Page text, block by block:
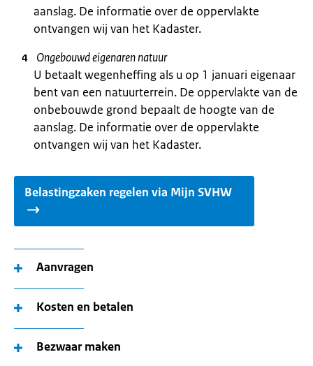
aanslag. De informatie over de oppervlakte
ontvangen wij van het Kadaster.
Ongebouwd eigenaren natuur
U betaalt wegenheffing als u op 1 januari eigenaar
bent van een natuurterrein. De oppervlakte van de
onbebouwde grond bepaalt de hoogte van de
aanslag. De informatie over de oppervlakte
ontvangen wij van het Kadaster.
Belastingzaken regelen via Mijn SVHW
Aanvragen
Kosten en betalen
Bezwaar maken